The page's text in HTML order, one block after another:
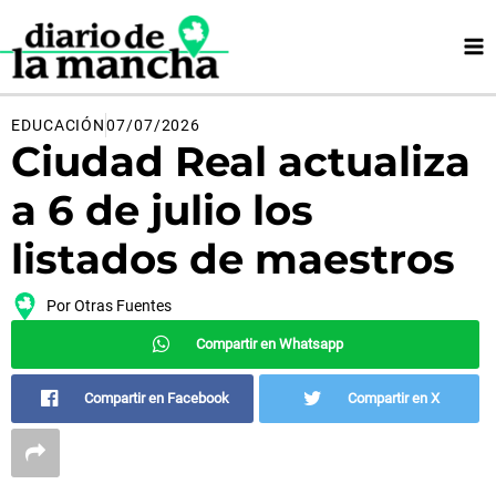
contenido
EDUCACIÓN07/07/2026
Ciudad Real actualiza
a 6 de julio los
listados de maestros
PorOtras Fuentes
Compartir en Whatsapp
Compartir en Facebook Compartir en X